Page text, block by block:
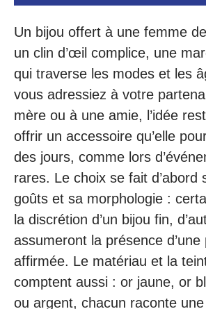
Un bijou offert à une femme
un clin d’œil complice, une
qui traverse les modes et les
vous adressiez à votre
mère ou à une amie, l’idée
offrir un accessoire qu’elle
des jours, comme lors
rares. Le choix se fait d’abord
goûts et sa morphologie :
la discrétion d’un bijou fin,
assumeront la présence d’une
affirmée. Le matériau et la
comptent aussi : or jaune, or
ou argent, chacun raconte